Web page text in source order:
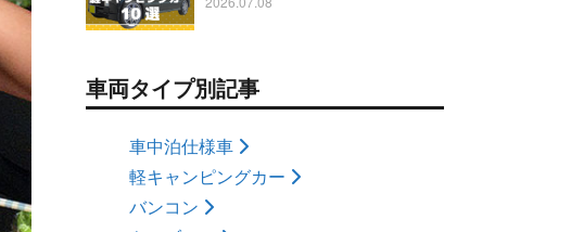
車両タイプ別記事
車中泊仕様車
軽キャンピングカー
バンコン